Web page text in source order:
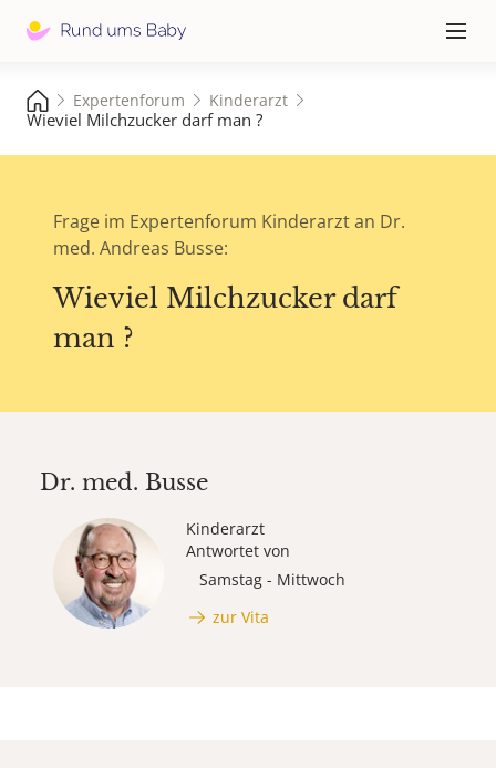
≡
Expertenforum Kinderarzt
Wieviel Milchzucker darf man ?
Frage im Expertenforum Kinderarzt an Dr.
med. Andreas Busse:
Wieviel Milchzucker darf
man ?
Dr. med. Busse
Kinderarzt
Antwortet von
Samstag - Mittwoch
zur Vita